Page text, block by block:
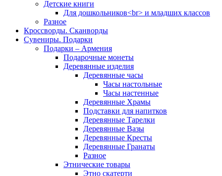
Детские книги
Для дошкольников<br> и младших классов
Разное
Кроссворды. Сканворды
Сувениры. Подарки
Подарки – Армения
Подарочные монеты
Деревянные изделия
Деревянные часы
Часы настольные
Часы настенные
Деревянные Храмы
Подставки для напитков
Деревянные Тарелки
Деревянные Вазы
Деревянные Кресты
Деревянные Гранаты
Разное
Этнические товары
Этно скатерти